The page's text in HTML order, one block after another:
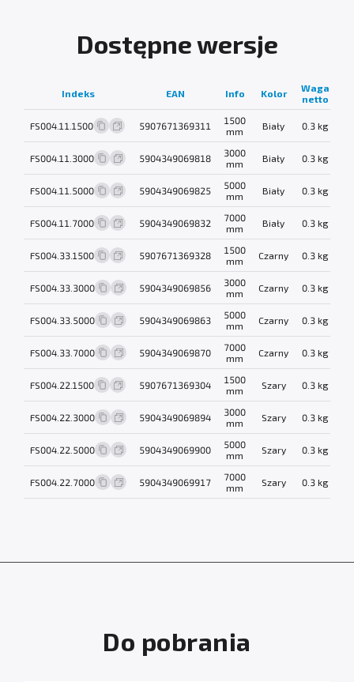
Dostępne wersje
Indeks EAN Info Kolor
Waga
netto
FS004.11.1500 5907671369311
1500
mm
Biały 0.3 kg
FS004.11.3000 5904349069818
3000
mm
Biały 0.3 kg
FS004.11.5000 5904349069825
5000
mm
Biały 0.3 kg
FS004.11.7000 5904349069832
7000
mm
Biały 0.3 kg
FS004.33.1500 5907671369328
1500
mm
Czarny 0.3 kg
FS004.33.3000 5904349069856
3000
mm
Czarny 0.3 kg
FS004.33.5000 5904349069863
5000
mm
Czarny 0.3 kg
FS004.33.7000 5904349069870
7000
mm
Czarny 0.3 kg
FS004.22.1500 5907671369304
1500
mm
Szary 0.3 kg
FS004.22.3000 5904349069894
3000
mm
Szary 0.3 kg
FS004.22.5000 5904349069900
5000
mm
Szary 0.3 kg
FS004.22.7000 5904349069917
7000
mm
Szary 0.3 kg
Do pobrania